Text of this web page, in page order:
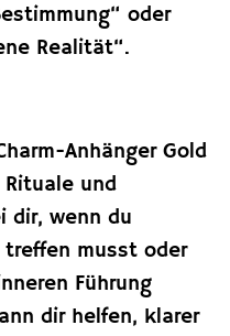
oder
Realität“.
Anhänger Gold
Rituale und
dir, wenn du
musst oder
Führung
dir helfen, klarer